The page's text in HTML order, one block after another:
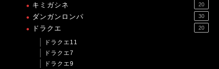
キミガシネ 20
ダンガンロンパ 30
ドラクエ 20
ドラクエ11
ドラクエ7
ドラクエ9